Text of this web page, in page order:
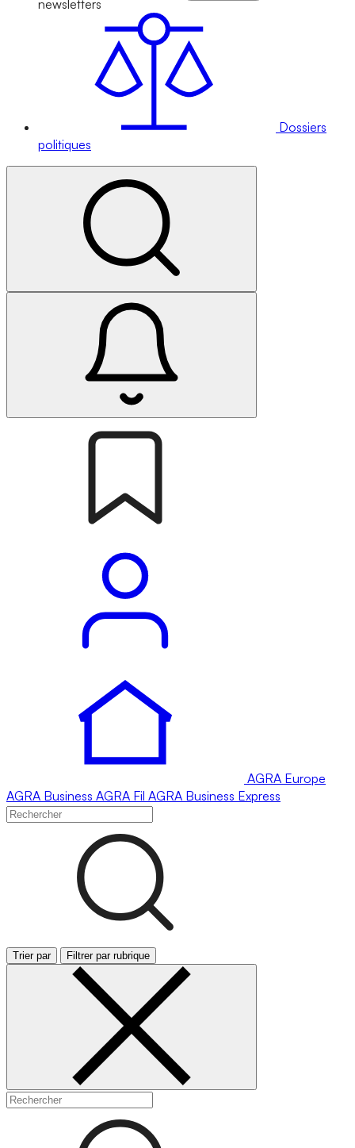
newsletters
Dossiers
politiques
AGRA Europe
AGRA Business AGRA Fil AGRA Business Express
Trier par Filtrer par rubrique